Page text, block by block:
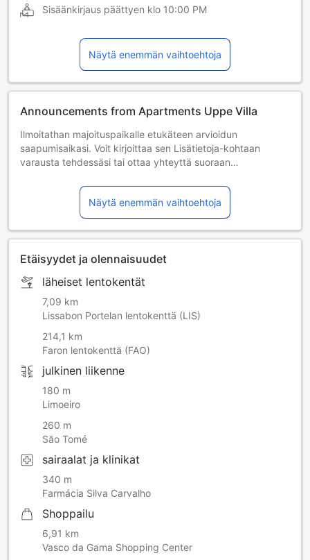
Sisäänkirjaus päättyen klo 10:00 PM
Näytä enemmän vaihtoehtoja
Announcements from Apartments Uppe Villa
Ilmoitathan majoituspaikalle etukäteen arvioidun
saapumisaikasi. Voit kirjoittaa sen Lisätietoja-kohtaan
varausta tehdessäsi tai ottaa yhteyttä suoraan
varausvahvistuksesta.
Näytä enemmän vaihtoehtoja
Etäisyydet ja olennaisuudet
läheiset lentokentät
7,09 km
Lissabon Portelan lentokenttä (LIS)
214,1 km
Faron lentokenttä (FAO)
julkinen liikenne
180 m
Limoeiro
260 m
São Tomé
sairaalat ja klinikat
340 m
Farmácia Silva Carvalho
Shoppailu
6,91 km
Vasco da Gama Shopping Center